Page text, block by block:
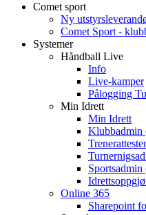
Comet sport
Ny
Comet Sport -
Systemer
Håndball Live
Info
Live-kamper
Pålogging
Min Idrett
Min Idrett
Online 365
Sharepoint